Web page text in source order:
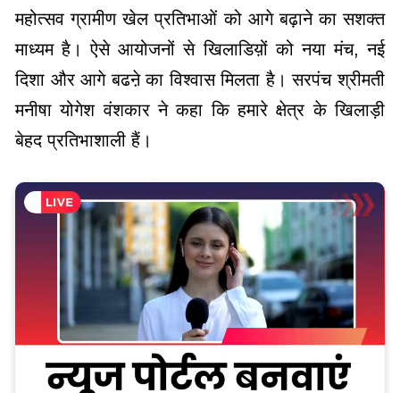
महोत्सव ग्रामीण खेल प्रतिभाओं को आगे बढ़ाने का सशक्त
माध्यम है। ऐसे आयोजनों से खिलाडिय़ों को नया मंच, नई
दिशा और आगे बढऩे का विश्वास मिलता है। सरपंच श्रीमती
मनीषा योगेश वंशकार ने कहा कि हमारे क्षेत्र के खिलाड़ी
बेहद प्रतिभाशाली हैं।